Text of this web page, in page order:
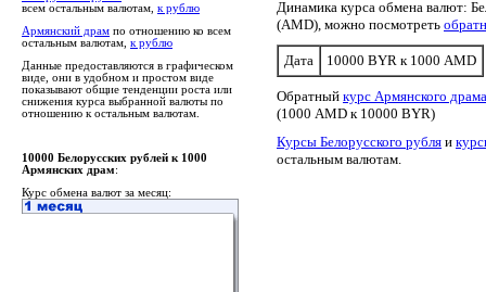
всем остальным валютам, к рублю
Армянский драм по отношению ко всем
остальным валютам, к рублю
Данные предоставляются в графическом
виде, они в удобном и простом виде
показывают общие тенденции роста или
снижения курса выбранной валюты по
отношению к остальным валютам.
Динамика курса обмена валют:
(AMD), можно посмотреть
Дата 10000 BYR к 1000 AMD
Обратный курс Армянского
(1000 AMD к 10000 BYR)
Курсы Белорусского рубля и
остальным валютам.
10000 Белорусских рублей к 1000
Армянских драм:
Курс обмена валют за месяц: